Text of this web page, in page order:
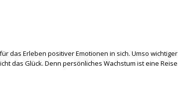
das Erleben positiver Emotionen in sich. Umso wichtiger
das Glück. Denn persönliches Wachstum ist eine Reise